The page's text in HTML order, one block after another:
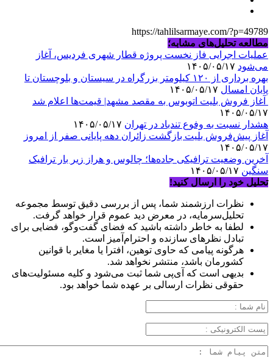
https://tahlilsarmaye.com/?p=49789
مطالعه تحلیل‌های مشابه؛
عملیات اجرایی فاز نخست پروژه قطار شهری فردیس، آغاز
می‌شود
بهره برداری از ۱۲۰ کیلومتر بزرگراه در سیستان و بلوچستان تا
پایان امسال
آغاز فروش بلیت اتوبوس به مقصد مشهد| قیمت‌ها اعلام شد
۱۴۰۵/۰۵/۱۷
هشدار نسبت به وفوع تندباد در تهران
آغاز پیش‌فروش بلیت بازگشت زائران دهه پایانی صفر از امروز
۱۴۰۵/۰۵/۱۷
آخرین وضعیت ترافیکی جاده‌ها؛ چالوس و هراز زیر بار ترافیک
سنگین
تحلیل خود را ارسال کنید!
نظرات ارزشمند شما، پس از بررسی دقیق توسط مجموعه
تحلیل‌سرمایه، در معرض دید عموم قرار خواهد گرفت.
لطفا به خاطر داشته باشید که فضای گفت‌وگو، فضایی برای
تبادل نظرهای سازنده و احترام‌آمیز است.
هرگونه پیامی که حاوی توهین، افترا یا مغایر با قوانین
کشورمان باشد، منتشر نخواهد شد.
بدیهی است که آی‌پی شما ثبت می‌شود و کلیه مسئولیت‌های
حقوقی نظرات ارسالی بر عهده شما خواهد بود.